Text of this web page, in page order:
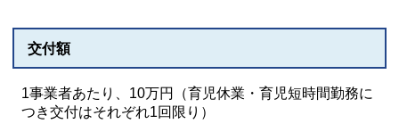
交付額
1事業者あたり、10万円（育児休業・育児短時間勤務に
つき交付はそれぞれ1回限り）